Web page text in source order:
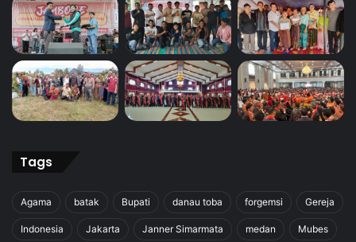
Tags
Agama batak Bupati danau toba forgemsi Gereja
Indonesia Jakarta Janner Simarmata medan Mubes